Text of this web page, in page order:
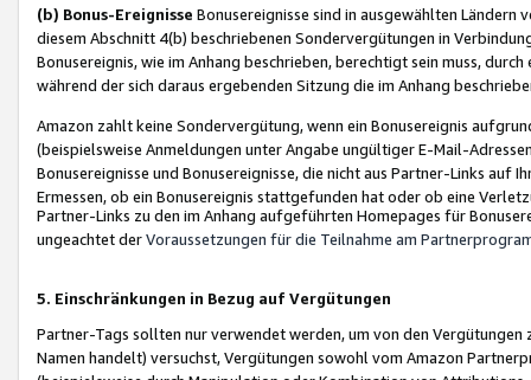
(b) Bonus-Ereignisse Bonusereignisse sind in ausgewählten Ländern
diesem Abschnitt 4(b) beschriebenen Sondervergütungen in
Bonusereignis, wie im Anhang beschrieben, berechtigt sein muss,
während der sich daraus ergebenden Sitzung die im Anhang
Amazon zahlt keine Sondervergütung, wenn ein Bonusereignis
(beispielsweise Anmeldungen unter Angabe ungültiger E-Mail-
Bonusereignisse und Bonusereignisse, die nicht aus Partner-Links auf
Ermessen, ob ein Bonusereignis stattgefunden hat oder ob eine
Partner-Links zu den im Anhang aufgeführten Homepages für
ungeachtet derVoraussetzungen für die Teilnahme am
5. Einschränkungen in Bezug auf Vergütungen
Partner-Tags sollten nur verwendet werden, um von den
Namen handelt) versuchst, Vergütungen sowohl vom Amazon